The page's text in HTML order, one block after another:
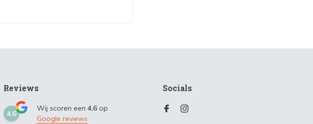
Reviews
4,6
Wij scoren een 4,6 op
Google reviews
Socials